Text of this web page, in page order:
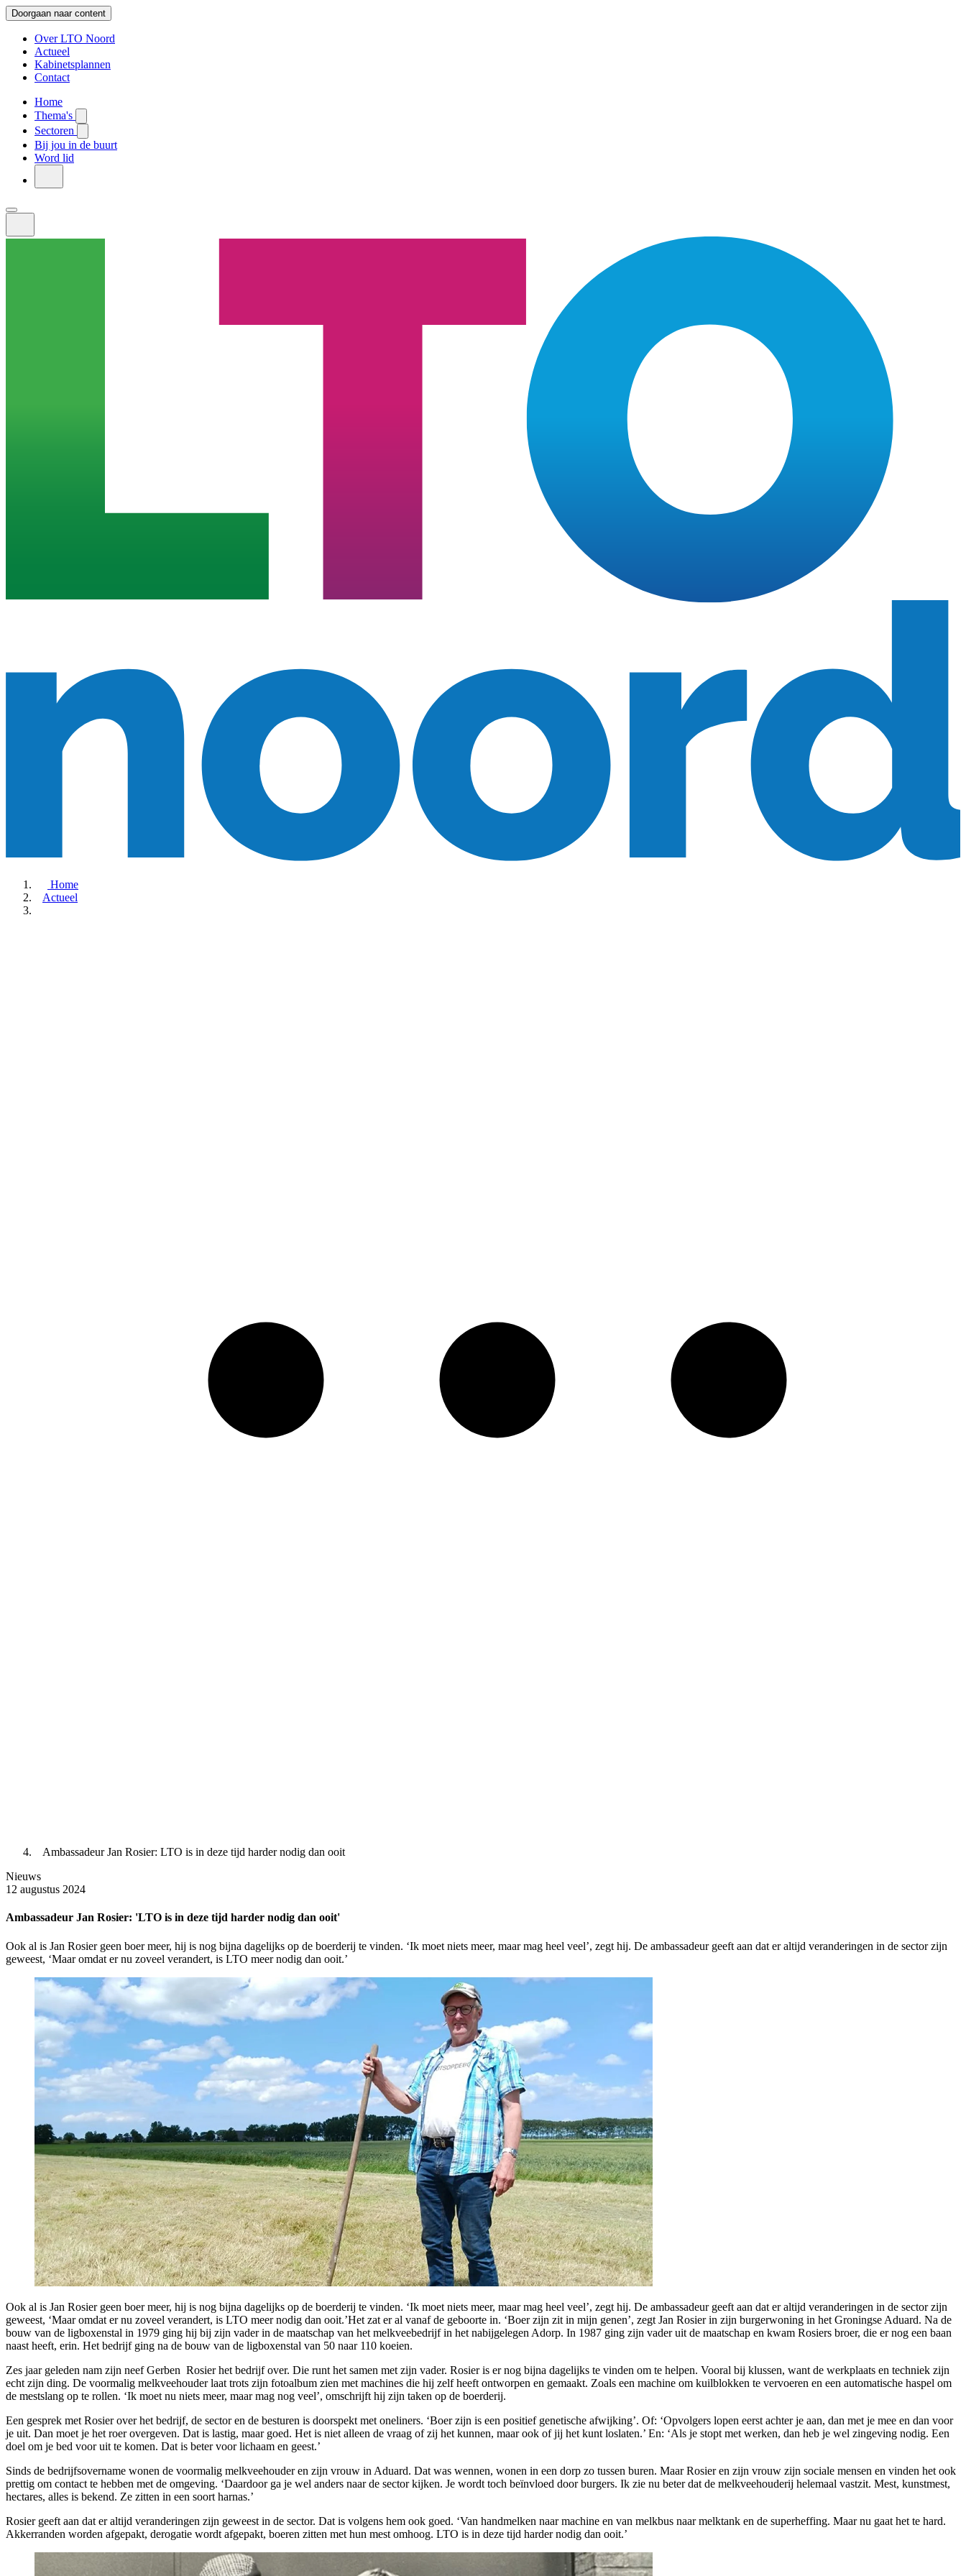
Doorgaan naar content
Over LTO Noord
Actueel
Kabinetsplannen
Contact
Home
Thema's
Sectoren
Bij jou in de buurt
Word lid
Home
Actueel
Ambassadeur Jan Rosier: LTO is in deze tijd harder nodig dan ooit
Nieuws
12 augustus 2024
Ambassadeur Jan Rosier: 'LTO is in deze tijd harder nodig dan ooit'
Ook al is Jan Rosier geen boer meer, hij is nog bijna dagelijks op de boerderij te vinden. ‘Ik moet niets meer, maar mag heel veel’, zegt hij. De ambassadeur geeft aan dat er altijd veranderingen in de sector zijn
geweest, ‘Maar omdat er nu zoveel verandert, is LTO meer nodig dan ooit.’
Ook al is Jan Rosier geen boer meer, hij is nog bijna dagelijks op de boerderij te vinden. ‘Ik moet niets meer, maar mag heel veel’, zegt hij. De ambassadeur geeft aan dat er altijd veranderingen in de sector zijn
geweest, ‘Maar omdat er nu zoveel verandert, is LTO meer nodig dan ooit.’Het zat er al vanaf de geboorte in. ‘Boer zijn zit in mijn genen’, zegt Jan Rosier in zijn burgerwoning in het Groningse Aduard. Na de
bouw van de ligboxenstal in 1979 ging hij bij zijn vader in de maatschap van het melkveebedrijf in het nabijgelegen Adorp. In 1987 ging zijn vader uit de maatschap en kwam Rosiers broer, die er nog een baan
naast heeft, erin. Het bedrijf ging na de bouw van de ligboxenstal van 50 naar 110 koeien.
Zes jaar geleden nam zijn neef Gerben Rosier het bedrijf over. Die runt het samen met zijn vader. Rosier is er nog bijna dagelijks te vinden om te helpen. Vooral bij klussen, want de werkplaats en techniek zijn
echt zijn ding. De voormalig melkveehouder laat trots zijn fotoalbum zien met machines die hij zelf heeft ontworpen en gemaakt. Zoals een machine om kuilblokken te vervoeren en een automatische haspel om
de mestslang op te rollen. ‘Ik moet nu niets meer, maar mag nog veel’, omschrijft hij zijn taken op de boerderij.
Een gesprek met Rosier over het bedrijf, de sector en de besturen is doorspekt met oneliners. ‘Boer zijn is een positief genetische afwijking’. Of: ‘Opvolgers lopen eerst achter je aan, dan met je mee en dan voor
je uit. Dan moet je het roer overgeven. Dat is lastig, maar goed. Het is niet alleen de vraag of zij het kunnen, maar ook of jij het kunt loslaten.’ En: ‘Als je stopt met werken, dan heb je wel zingeving nodig. Een
doel om je bed voor uit te komen. Dat is beter voor lichaam en geest.’
Sinds de bedrijfsovername wonen de voormalig melkveehouder en zijn vrouw in Aduard. Dat was wennen, wonen in een dorp zo tussen buren. Maar Rosier en zijn vrouw zijn sociale mensen en vinden het ook
prettig om contact te hebben met de omgeving. ‘Daardoor ga je wel anders naar de sector kijken. Je wordt toch beïnvloed door burgers. Ik zie nu beter dat de melkveehouderij helemaal vastzit. Mest, kunstmest,
hectares, alles is bekend. Ze zitten in een soort harnas.’
Rosier geeft aan dat er altijd veranderingen zijn geweest in de sector. Dat is volgens hem ook goed. ‘Van handmelken naar machine en van melkbus naar melktank en de superheffing. Maar nu gaat het te hard.
Akkerranden worden afgepakt, derogatie wordt afgepakt, boeren zitten met hun mest omhoog. LTO is in deze tijd harder nodig dan ooit.’